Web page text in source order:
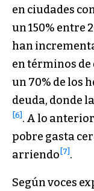
en ciudades
un 150% entre
han
en términos
un 70% de los
deuda, donde
[6]. A lo
pobre gasta
arriendo [7].
Según voces